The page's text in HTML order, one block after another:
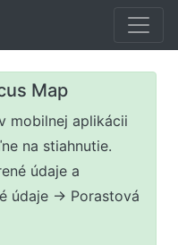
Map
mobilnej aplikácii
na stiahnutie.
údaje a
údaje -> Porastová